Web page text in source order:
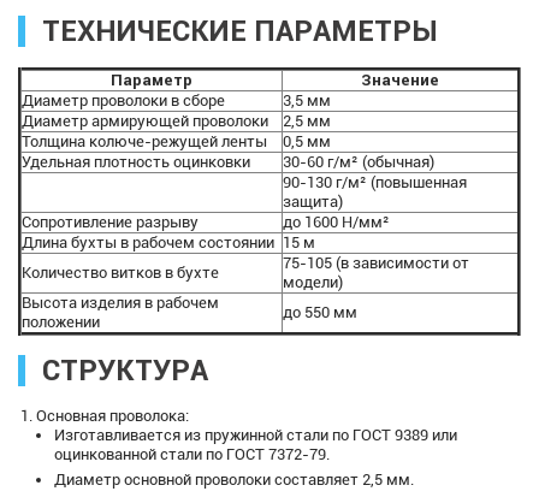
ТЕХНИЧЕСКИЕ ПАРАМЕТРЫ
Параметр Значение
Диаметр проволоки в сборе
3,5 мм
Диаметр армирующей проволоки
2,5 мм
Толщина колюче-режущей ленты
0,5 мм
Удельная плотность оцинковки
30-60 г/м² (обычная)
90-130 г/м² (повышенная
защита)
Сопротивление разрыву
до 1600 Н/мм²
Длина бухты в рабочем состоянии 15 м
Количество витков в бухте
75-105 (в зависимости от
модели)
Высота изделия в рабочем
положении
до 550 мм
СТРУКТУРА
Основная проволока:
Изготавливается из пружинной стали по ГОСТ 9389 или
оцинкованной стали по ГОСТ 7372-79.
Диаметр основной проволоки составляет 2,5 мм.